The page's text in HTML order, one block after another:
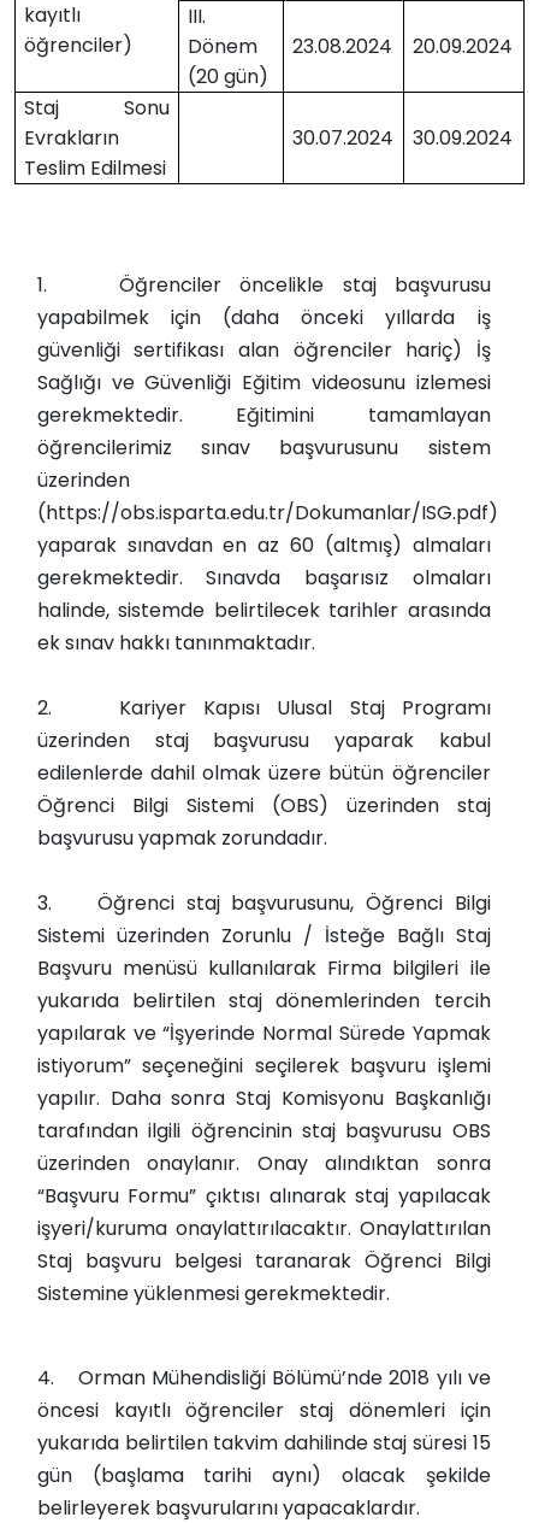
kayıtlı
öğrenciler)
III.
Dönem
(20 gün)
23.08.2024 20.09.2024
Staj Sonu
Evrakların
Teslim Edilmesi
30.07.2024 30.09.2024
1.
Öğrenciler öncelikle staj başvurusu
yapabilmek için (daha önceki yıllarda iş
güvenliği sertifikası alan öğrenciler hariç) İş
Sağlığı ve Güvenliği Eğitim videosunu izlemesi
gerekmektedir. Eğitimini tamamlayan
öğrencilerimiz sınav başvurusunu sistem
üzerinden
(https://obs.isparta.edu.tr/Dokumanlar/ISG.pdf)
yaparak sınavdan en az 60 (altmış) almaları
gerekmektedir. Sınavda başarısız olmaları
halinde, sistemde belirtilecek tarihler arasında
ek sınav hakkı tanınmaktadır.
2.
Kariyer Kapısı Ulusal Staj Programı
üzerinden staj başvurusu yaparak kabul
edilenlerde dahil olmak üzere bütün öğrenciler
Öğrenci Bilgi Sistemi (OBS) üzerinden staj
başvurusu yapmak zorundadır.
3.
Öğrenci staj başvurusunu, Öğrenci Bilgi
Sistemi üzerinden Zorunlu / İsteğe Bağlı Staj
Başvuru menüsü kullanılarak Firma bilgileri ile
yukarıda belirtilen staj dönemlerinden tercih
yapılarak ve “İşyerinde Normal Sürede Yapmak
istiyorum” seçeneğini seçilerek başvuru işlemi
yapılır. Daha sonra Staj Komisyonu Başkanlığı
tarafından ilgili öğrencinin staj başvurusu OBS
üzerinden onaylanır. Onay alındıktan sonra
“Başvuru Formu” çıktısı alınarak staj yapılacak
işyeri/kuruma onaylattırılacaktır. Onaylattırılan
Staj başvuru belgesi taranarak Öğrenci Bilgi
Sistemine yüklenmesi gerekmektedir.
4.
Orman Mühendisliği Bölümü’nde 2018 yılı ve
öncesi kayıtlı öğrenciler staj dönemleri için
yukarıda belirtilen takvim dahilinde staj süresi 15
gün (başlama tarihi aynı) olacak şekilde
belirleyerek başvurularını yapacaklardır.